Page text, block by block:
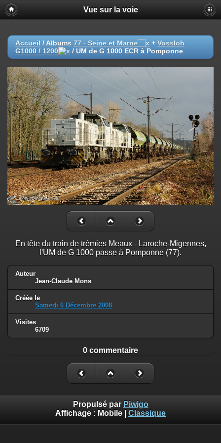
Vue sur la voie
Accueil / Albums 77 - Seine et Marne + Vossloh
G1000 / 1200
/ UM de G 1000 ECR à Pomponne
En tête du train de trémies Meaux - Laroche-Migennes,
l'UM de G 1000 passe à Pomponne (77).
Auteur
Jean-Claude Mons
Créée le
Samedi 6 Décembre 2008
Visites
6709
0 commentaire
Propulsé par Piwigo
Affichage : Mobile Classique